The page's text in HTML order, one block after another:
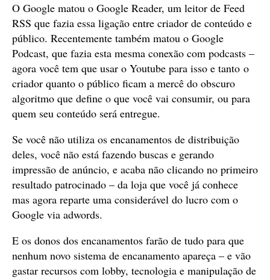
O Google matou o Google Reader, um leitor de Feed
RSS que fazia essa ligação entre criador de conteúdo e
público. Recentemente também matou o Google
Podcast, que fazia esta mesma conexão com podcasts –
agora você tem que usar o Youtube para isso e tanto o
criador quanto o público ficam a mercê do obscuro
algoritmo que define o que você vai consumir, ou para
quem seu conteúdo será entregue.
Se você não utiliza os encanamentos de distribuição
deles, você não está fazendo buscas e gerando
impressão de anúncio, e acaba não clicando no primeiro
resultado patrocinado – da loja que você já conhece
mas agora reparte uma considerável do lucro com o
Google via adwords.
E os donos dos encanamentos farão de tudo para que
nenhum novo sistema de encanamento apareça – e vão
gastar recursos com lobby, tecnologia e manipulação de